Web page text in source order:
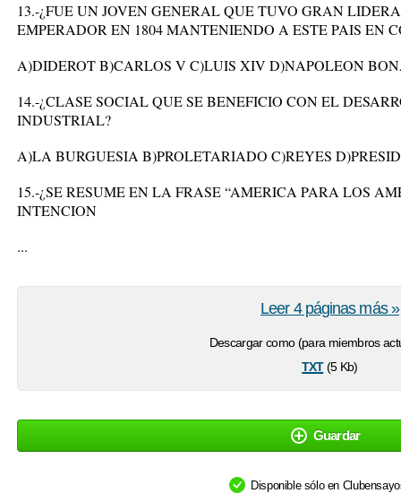
13.-¿FUE UN JOVEN GENERAL QUE TUVO GRAN
EMPERADOR EN 1804 MANTENIENDO A ESTE PAIS EN
A)DIDEROT B)CARLOS V C)LUIS XIV D)NAPOLEON
14.-¿CLASE SOCIAL QUE SE BENEFICIO CON EL
INDUSTRIAL?
A)LA BURGUESIA B)PROLETARIADO C)REYES
15.-¿SE RESUME EN LA FRASE “AMERICA PARA LOS
INTENCION
...
Descargar como (para miembros
txt(5 Kb)
Leer 4 páginas más »
Guardar
Disponible sólo en